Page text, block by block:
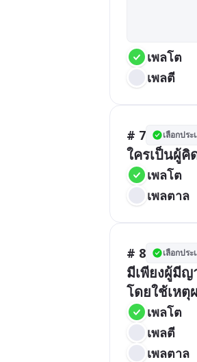
เพลโต
เพลตี
# 7 เลือกประ
ใครเป็นผู้
เพลโต
เพลตาล
# 8 เลือกประ
มีเพียงผู้มี
โดยใช้เหตุ
เพลโต
เพลตี
เพลตาล